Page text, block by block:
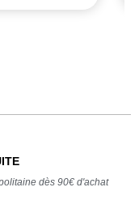
dès 90€ d'achat